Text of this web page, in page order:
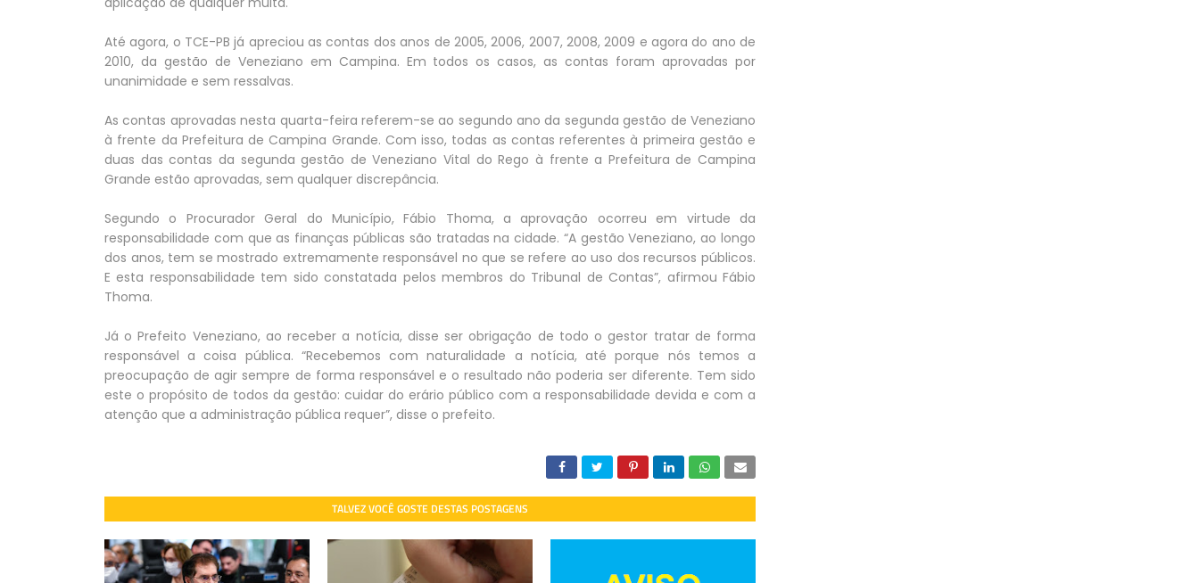
Até agora, o TCE-PB já apreciou as contas dos anos de 2005, 2006, 2007, 2008, 2009 e agora do ano de
2010, da gestão de Veneziano em Campina. Em todos os casos, as contas foram aprovadas por
unanimidade e sem ressalvas.
As contas aprovadas nesta quarta-feira referem-se ao segundo ano da segunda gestão de Veneziano
à frente da Prefeitura de Campina Grande. Com isso, todas as contas referentes à primeira gestão e
duas das contas da segunda gestão de Veneziano Vital do Rego à frente a Prefeitura de Campina
Grande estão aprovadas, sem qualquer discrepância.
Segundo o Procurador Geral do Município, Fábio Thoma, a aprovação ocorreu em virtude da
responsabilidade com que as finanças públicas são tratadas na cidade. “A gestão Veneziano, ao longo
dos anos, tem se mostrado extremamente responsável no que se refere ao uso dos recursos públicos.
E esta responsabilidade tem sido constatada pelos membros do Tribunal de Contas”, afirmou Fábio
Thoma.
Já o Prefeito Veneziano, ao receber a notícia, disse ser obrigação de todo o gestor tratar de forma
responsável a coisa pública. “Recebemos com naturalidade a notícia, até porque nós temos a
preocupação de agir sempre de forma responsável e o resultado não poderia ser diferente. Tem sido
este o propósito de todos da gestão: cuidar do erário público com a responsabilidade devida e com a
atenção que a administração pública requer”, disse o prefeito.
TALVEZ VOCÊ GOSTE DESTAS POSTAGENS